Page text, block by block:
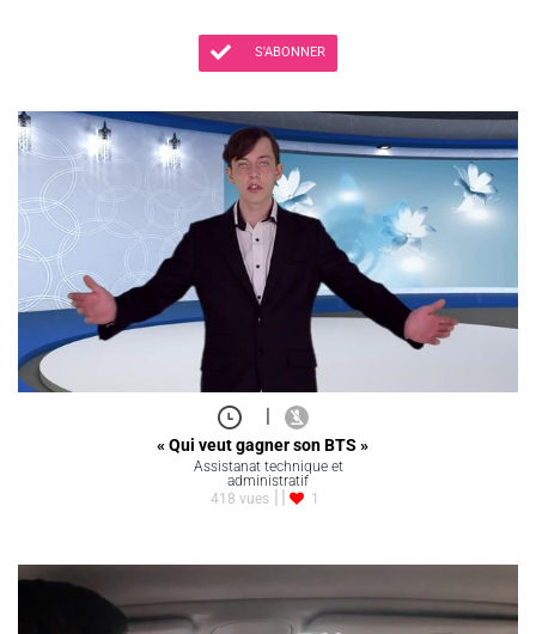
S'ABONNER
« Qui veut gagner son BTS »
Assistanat technique et
administratif
418 vues
1